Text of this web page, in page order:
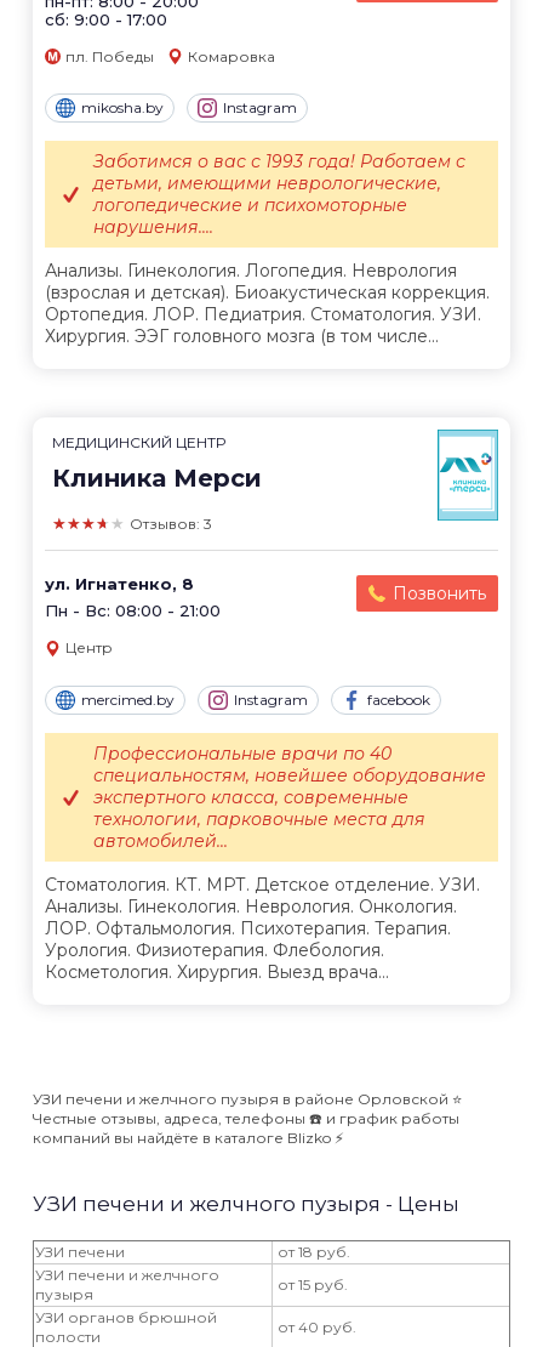
сб: 9:00 - 17:00
пл. Победы Комаровка
mikosha.by Instagram
Анализы. Гинекология. Логопедия. Неврология
(взрослая и детская). Биоакустическая коррекция.
Ортопедия. ЛОР. Педиатрия. Стоматология. УЗИ.
Хирургия. ЭЭГ головного мозга (в том числе...
Заботимся о вас с 1993 года! Работаем с
детьми, имеющими неврологические,
логопедические и психомоторные
нарушения....
МЕДИЦИНСКИЙ ЦЕНТР
Клиника Мерси
★★★★★ Отзывов: 3
ул. Игнатенко, 8
Пн - Вс: 08:00 - 21:00
Позвонить
Центр
mercimed.by Instagram facebook
Стоматология. КТ. МРТ. Детское отделение. УЗИ.
Анализы. Гинекология. Неврология. Онкология.
ЛОР. Офтальмология. Психотерапия. Терапия.
Урология. Физиотерапия. Флебология.
Косметология. Хирургия. Выезд врача...
Профессиональные врачи по 40
специальностям, новейшее оборудование
экспертного класса, современные
технологии, парковочные места для
автомобилей...
УЗИ печени и желчного пузыря в районе Орловской ⭐️
Честные отзывы, адреса, телефоны ☎️ и график работы
компаний вы найдёте в каталоге Blizko ⚡️
УЗИ печени и желчного пузыря - Цены
УЗИ печени
от 18 руб.
УЗИ печени и желчного
пузыря
от 15 руб.
УЗИ органов брюшной
полости
от 40 руб.